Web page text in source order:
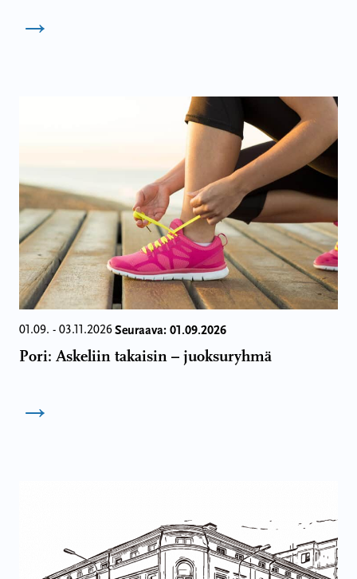
→
01.09. - 03.11.2026Seuraava: 01.09.2026
Pori: Askeliin takaisin – juoksuryhmä
→